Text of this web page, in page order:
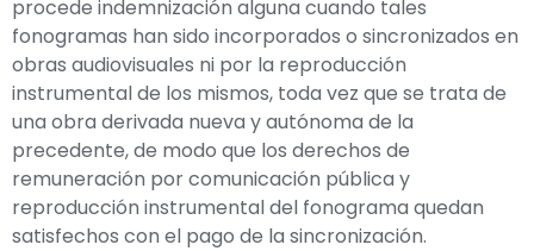
procede indemnización alguna cuando tales
fonogramas han sido incorporados o sincronizados en
obras audiovisuales ni por la reproducción
instrumental de los mismos, toda vez que se trata de
una obra derivada nueva y autónoma de la
precedente, de modo que los derechos de
remuneración por comunicación pública y
reproducción instrumental del fonograma quedan
satisfechos con el pago de la sincronización.